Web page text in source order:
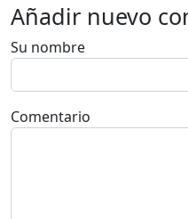
Añadir nuevo
Su nombre
Comentario